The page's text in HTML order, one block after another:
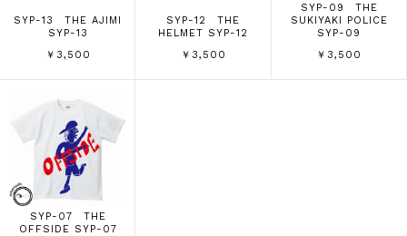
SYP-13 THE AJIMI
SYP-13
￥3,500
SYP-12 THE
HELMET SYP-12
￥3,500
SYP-09 THE
SUKIYAKI POLICE
SYP-09
￥3,500
SYP-07 THE
OFFSIDE SYP-07